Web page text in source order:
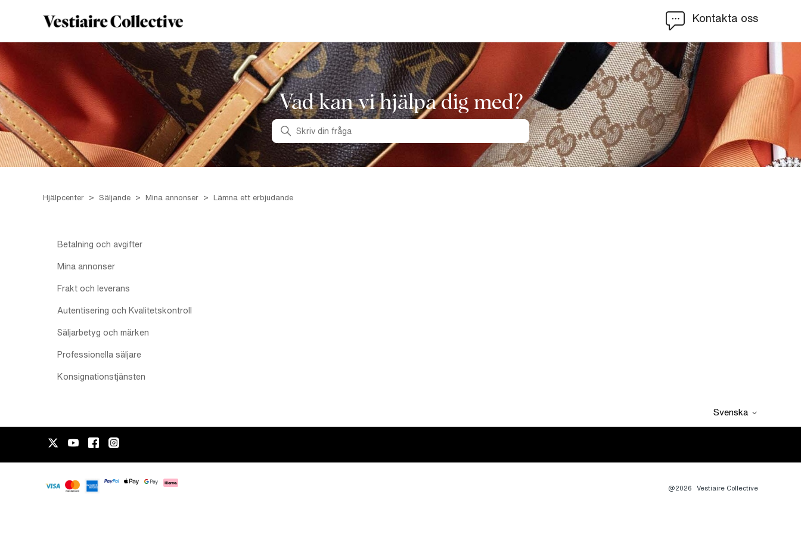
Kontakta oss
Vad kan vi hjälpa dig med?
Sök
Hjälpcenter Säljande Mina annonser Lämna ett erbjudande
Betalning och avgifter
Mina annonser
Frakt och leverans
Autentisering och Kvalitetskontroll
Säljarbetyg och märken
Professionella säljare
Konsignationstjänsten
Svenska
@2026 Vestiaire Collective